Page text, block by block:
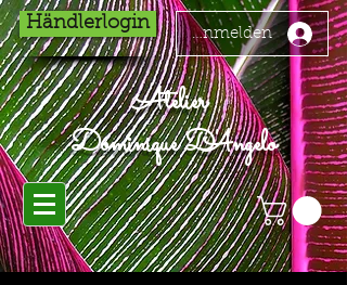
Händlerlogin
Anmelden
Atelier
Dominique D'Angelo